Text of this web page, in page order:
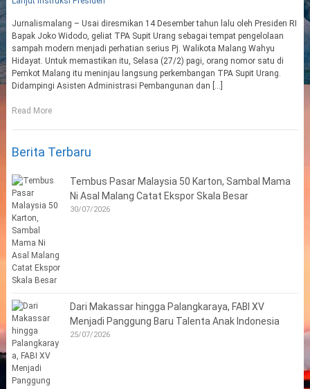
Jurnalismalang – Usai diresmikan 14 Desember tahun lalu oleh Presiden RI
Bapak Joko Widodo, geliat TPA Supit Urang sebagai tempat pengelolaan
sampah modern menjadi perhatian serius Pj. Walikota Malang Wahyu
Hidayat. Untuk memastikan itu, Selasa (27/2) pagi, orang nomor satu di
Pemkot Malang itu meninjau langsung perkembangan TPA Supit Urang.
Didampingi Asisten Administrasi Pembangunan dan […]
Read More
Berita Terbaru
Tembus Pasar Malaysia 50 Karton, Sambal Mama
Ni Asal Malang Catat Ekspor Skala Besar
30/07/2026
Dari Makassar hingga Palangkaraya, FABI XV
Menjadi Panggung Baru Talenta Anak Indonesia
25/07/2026